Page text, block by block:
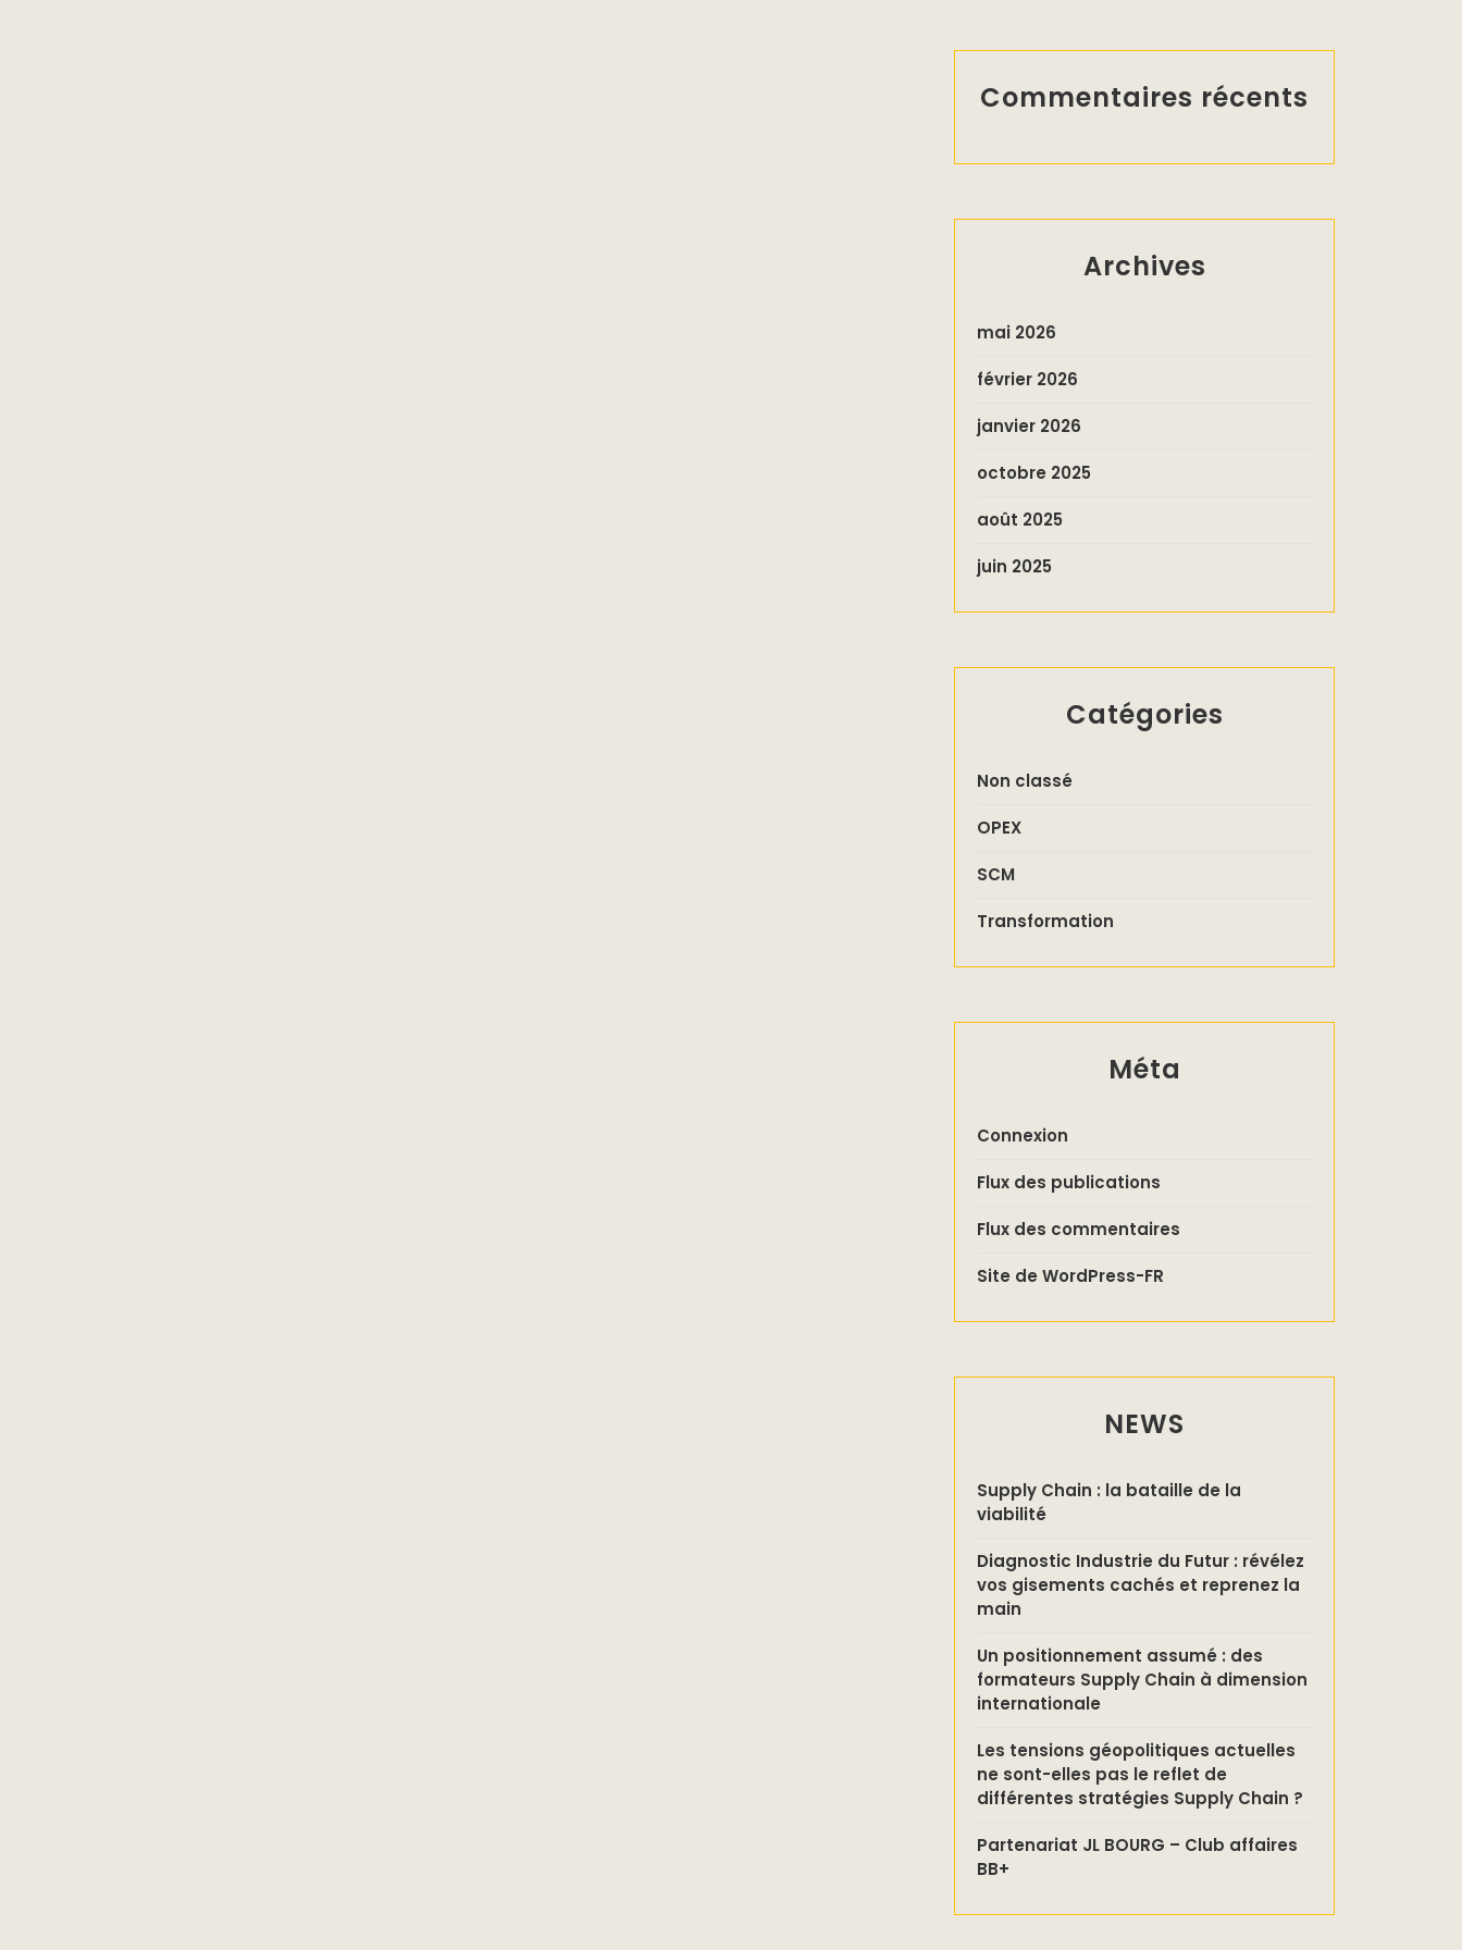
Commentaires récents
Archives
mai 2026
février 2026
janvier 2026
octobre 2025
août 2025
juin 2025
Catégories
Non classé
OPEX
SCM
Transformation
Méta
Connexion
Flux des publications
Flux des commentaires
Site de WordPress-FR
NEWS
Supply Chain : la bataille de la
viabilité
Diagnostic Industrie du Futur : révélez
vos gisements cachés et reprenez la
main
Un positionnement assumé : des
formateurs Supply Chain à dimension
internationale
Les tensions géopolitiques actuelles
ne sont-elles pas le reflet de
différentes stratégies Supply Chain ?
Partenariat JL BOURG – Club affaires
BB+